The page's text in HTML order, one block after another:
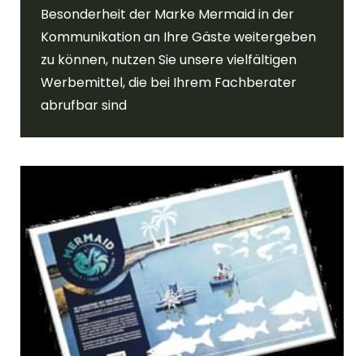
Besonderheit der Marke Mermaid in der
Kommunikation an Ihre Gäste weitergeben
zu können, nutzen Sie unsere vielfältigen
Werbemittel, die bei Ihrem Fachberater
abrufbar sind